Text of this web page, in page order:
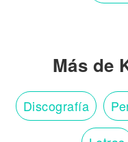
Más de
Discografía